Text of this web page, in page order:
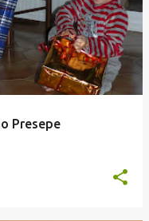
Presepe